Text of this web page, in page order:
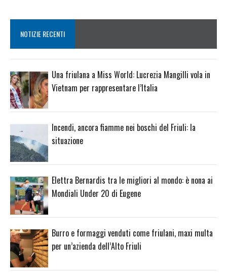
NOTIZIE RECENTI
Una friulana a Miss World: Lucrezia Mangilli vola in
Vietnam per rappresentare l’Italia
Incendi, ancora fiamme nei boschi del Friuli: la
situazione
Elettra Bernardis tra le migliori al mondo: è nona ai
Mondiali Under 20 di Eugene
Burro e formaggi venduti come friulani, maxi multa
per un’azienda dell’Alto Friuli